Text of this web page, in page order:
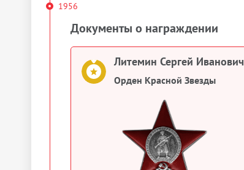
1956
Документы о награждении
Литемин Сергей Иванович
Орден Красной Звезды